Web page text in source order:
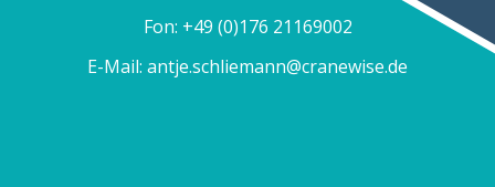
Fon: +49 (0)176 21169002
E-Mail: antje.schliemann@cranewise.de